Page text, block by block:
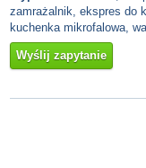
zamrażalnik, ekspres do
kuchenka mikrofalowa,
Wyślij zapytanie